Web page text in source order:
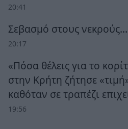
20:41
Σεβασμό στους νεκρούς…
20:17
«Πόσα θέλεις για το
στην Κρήτη ζήτησε
καθόταν σε τραπέζι
19:56